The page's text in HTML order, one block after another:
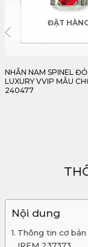
ĐẶT
NHẪN NAM SAPPHIRE
MẪU CHỦ TỊCH - IRBS
65,477,000
Nội dung
Thông tin cơ